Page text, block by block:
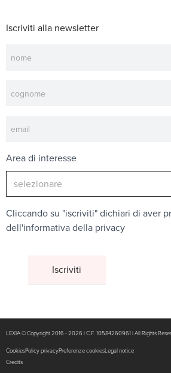
Iscriviti alla newsletter
Area di interesse
Cliccando su "iscriviti" dichiari di aver
dell'informativa della privacy
LEXIA © Copyright 2016 - 2026 | C.F. 10584260961 | All Rights
CookiesPolicy privacyPreferenze cookiesLegal notice
Credits